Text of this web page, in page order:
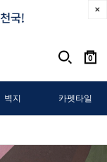
0
벽지 카펫타일